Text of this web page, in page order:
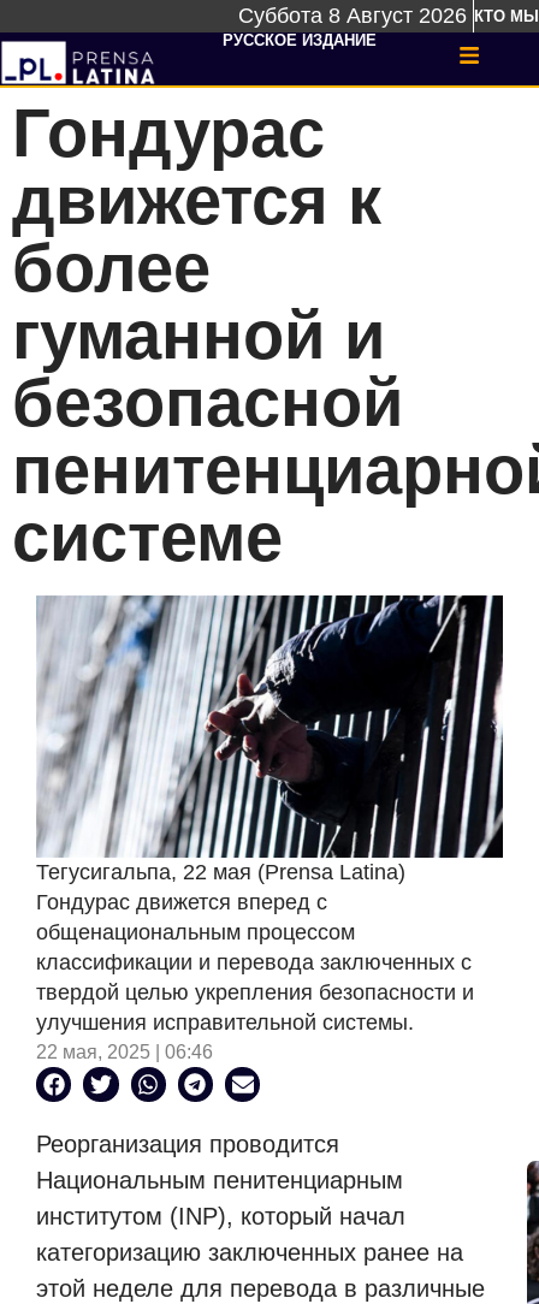
Суббота 8 Август 2026 КТО МЫ
РУССКОЕ ИЗДАНИЕ
Гондурас
движется к
более
гуманной и
безопасной
системе
Тегусигальпа, 22 мая (Prensa Latina)
Гондурас движется вперед с
общенациональным процессом
классификации и перевода заключенных с
твердой целью укрепления безопасности и
улучшения исправительной системы.
22 мая, 2025 | 06:46
Реорганизация проводится
Национальным пенитенциарным
институтом (INP), который начал
категоризацию заключенных ранее на
этой неделе для перевода в различные